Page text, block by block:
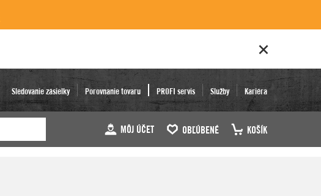
Sledovanie zásielky Porovnanie tovaru PROFI servis Služby Kariéra
MÔJ ÚČET OBĽÚBENÉ KOŠÍK